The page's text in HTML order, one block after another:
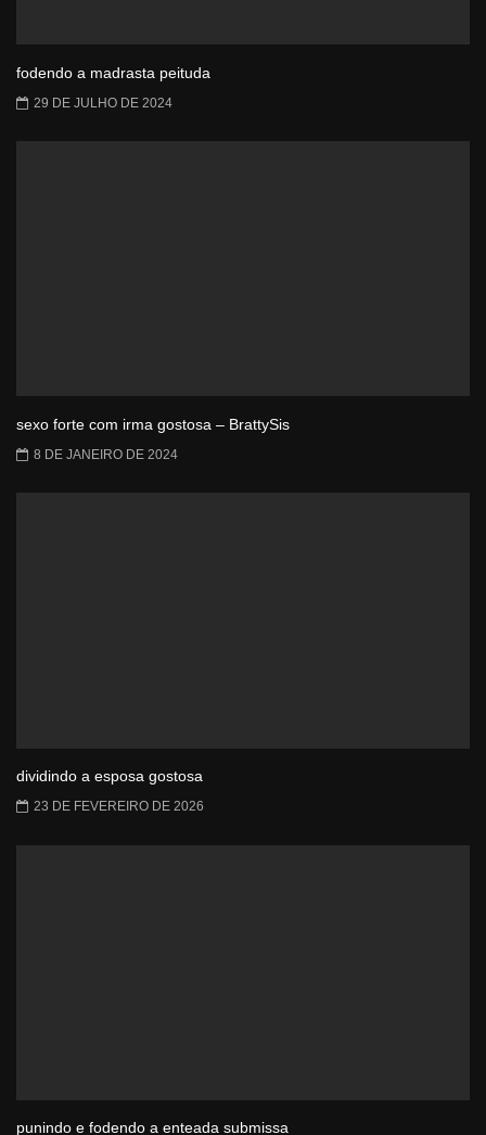
fodendo a madrasta peituda
29 DE JULHO DE 2024
sexo forte com irma gostosa – BrattySis
8 DE JANEIRO DE 2024
dividindo a esposa gostosa
23 DE FEVEREIRO DE 2026
punindo e fodendo a enteada submissa